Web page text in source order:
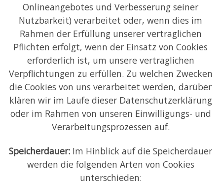
Onlineangebotes und Verbesserung seiner
Nutzbarkeit) verarbeitet oder, wenn dies im
Rahmen der Erfüllung unserer vertraglichen
Pflichten erfolgt, wenn der Einsatz von Cookies
erforderlich ist, um unsere vertraglichen
Verpflichtungen zu erfüllen. Zu welchen Zwecken
die Cookies von uns verarbeitet werden, darüber
klären wir im Laufe dieser Datenschutzerklärung
oder im Rahmen von unseren Einwilligungs- und
Verarbeitungsprozessen auf.
Speicherdauer: Im Hinblick auf die Speicherdauer
werden die folgenden Arten von Cookies
unterschieden: